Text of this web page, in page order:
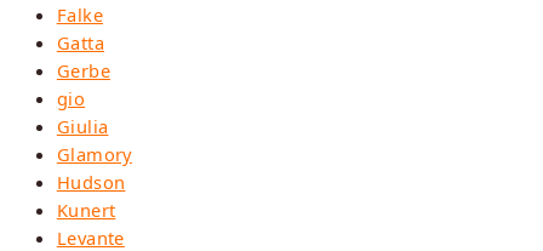
Falke
Gatta
Gerbe
gio
Giulia
Glamory
Hudson
Kunert
Levante